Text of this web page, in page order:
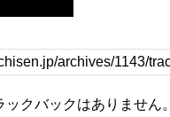
クバックはありません。